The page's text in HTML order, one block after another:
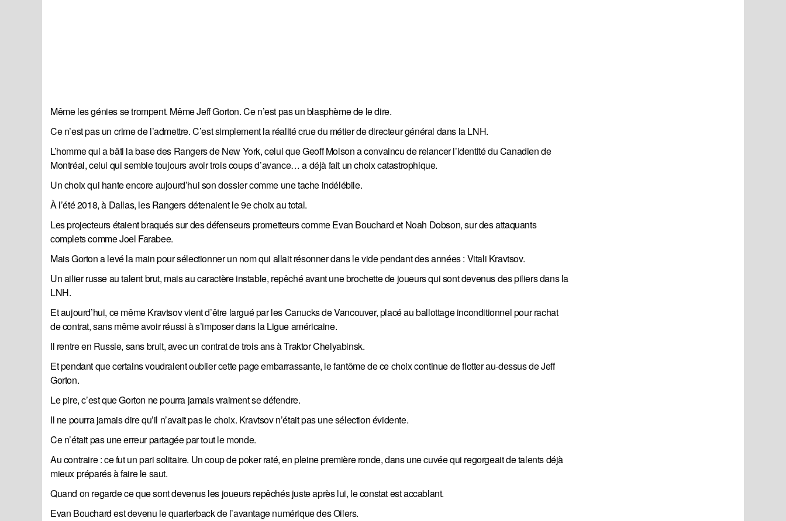
Même les génies se trompent. Même Jeff Gorton. Ce n’est pas un blasphème de le dire.
Ce n’est pas un crime de l’admettre. C’est simplement la réalité crue du métier de directeur général dans la LNH.
L’homme qui a bâti la base des Rangers de New York, celui que Geoff Molson a convaincu de relancer l’identité du Canadien de
Montréal, celui qui semble toujours avoir trois coups d’avance… a déjà fait un choix catastrophique.
Un choix qui hante encore aujourd’hui son dossier comme une tache indélébile.
À l’été 2018, à Dallas, les Rangers détenaient le 9e choix au total.
Les projecteurs étaient braqués sur des défenseurs prometteurs comme Evan Bouchard et Noah Dobson, sur des attaquants
complets comme Joel Farabee.
Mais Gorton a levé la main pour sélectionner un nom qui allait résonner dans le vide pendant des années : Vitali Kravtsov.
Un ailier russe au talent brut, mais au caractère instable, repêché avant une brochette de joueurs qui sont devenus des piliers dans la
LNH.
Et aujourd’hui, ce même Kravtsov vient d’être largué par les Canucks de Vancouver, placé au ballottage inconditionnel pour rachat
de contrat, sans même avoir réussi à s’imposer dans la Ligue américaine.
Il rentre en Russie, sans bruit, avec un contrat de trois ans à Traktor Chelyabinsk.
Et pendant que certains voudraient oublier cette page embarrassante, le fantôme de ce choix continue de flotter au-dessus de Jeff
Gorton.
Le pire, c’est que Gorton ne pourra jamais vraiment se défendre.
Il ne pourra jamais dire qu’il n’avait pas le choix. Kravtsov n’était pas une sélection évidente.
Ce n’était pas une erreur partagée par tout le monde.
Au contraire : ce fut un pari solitaire. Un coup de poker raté, en pleine première ronde, dans une cuvée qui regorgeait de talents déjà
mieux préparés à faire le saut.
Quand on regarde ce que sont devenus les joueurs repêchés juste après lui, le constat est accablant.
Evan Bouchard est devenu le quarterback de l’avantage numérique des Oilers.